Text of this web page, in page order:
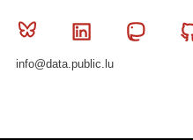
Bluesky Linkedin
info@data.public.lu